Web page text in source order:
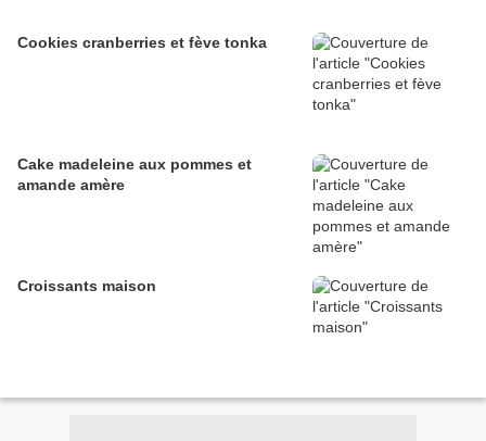
Cookies cranberries et fève tonka
Cake madeleine aux pommes et
amande amère
Croissants maison